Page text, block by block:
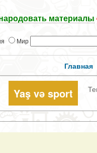
материалы
Мир
Главная
Yaş və sport